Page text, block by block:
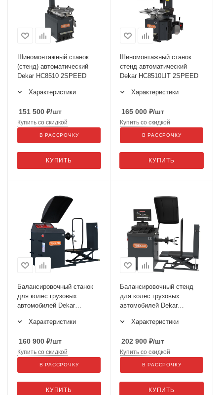
Шиномонтажный станок
(стенд) автоматический
Dekar HC8510 2SPEED
Характеристики
151 500 ₽/шт
КУПИТЬ
Купить со скидкой
В РАССРОЧКУ
Шиномонтажный станок
стенд автоматический
Dekar HC8510LIT 2SPEED
Характеристики
165 000 ₽/шт
КУПИТЬ
Купить со скидкой
В РАССРОЧКУ
Балансировочный станок
для колес грузовых
автомобилей Dekar
Характеристики
160 900 ₽/шт
КУПИТЬ
Купить со скидкой
В РАССРОЧКУ
Балансировочный стенд
для колес грузовых
автомобилей Dekar
Характеристики
202 900 ₽/шт
КУПИТЬ
Купить со скидкой
В РАССРОЧКУ